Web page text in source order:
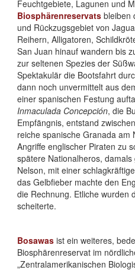
Feuchtgebiete, Lagunen und
Biosphärenreservats bleiben
und Rückzugsgebiet von
Reihern, Alligatoren,
San Juan hinauf wandern bis
zur seltenen Spezies der
Spektakulär die Bootsfahrt
dann noch unvermittelt aus
einer spanischen Festung
Inmaculada Concepción, die
Empfängnis, entstand
reiche spanische Granada am
Angriffe englischer Piraten zu
spätere Nationalheros,
Nelson, mit einer
das Gelbfieber machte den
die Rechnung. Etliche wurden
scheiterte.
Bosawas ist ein weiteres,
Biosphärenreservat im
„Zentralamerikanischen